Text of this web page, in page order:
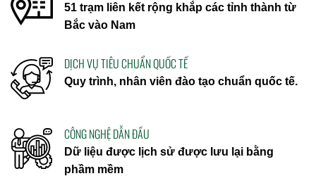
51 trạm liên kết rộng khắp các tỉnh thành từ
Bắc vào Nam
DỊCH VỤ TIÊU CHUẨN QUỐC TẾ
Quy trình, nhân viên đào tạo chuẩn quốc tế.
CÔNG NGHỆ DẪN ĐẦU
Dữ liệu được lịch sử được lưu lại bằng
phầm mềm